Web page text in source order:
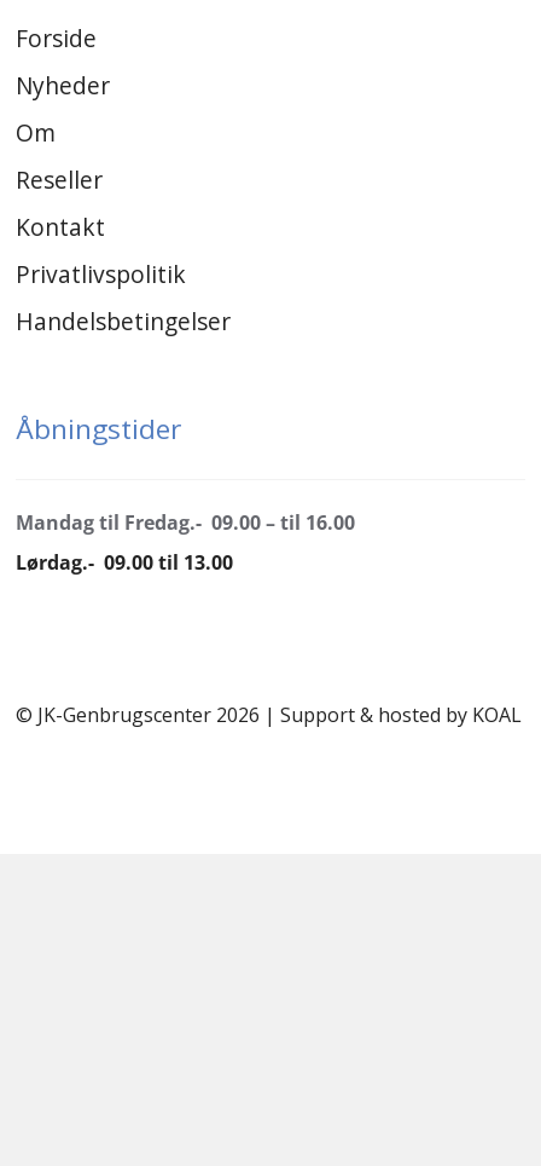
Forside
Nyheder
Om
Reseller
Kontakt
Privatlivspolitik
Handelsbetingelser
Åbningstider
Mandag til Fredag.- 09.00 – til 16.00
Lørdag.- 09.00 til 13.00
© JK-Genbrugscenter 2026 | Support & hosted by KOAL